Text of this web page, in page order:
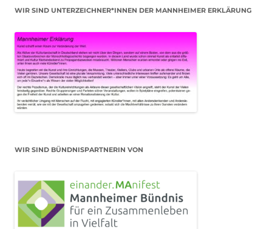
WIR SIND UNTERZEICHNER*INNEN DER MANNHEIMER ERKLÄRUNG
WIR SIND BÜNDNISPARTNERIN VON